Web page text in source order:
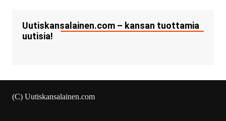
Uutiskansalainen.com – kansan tuottamia
uutisia!
(C) Uutiskansalainen.com